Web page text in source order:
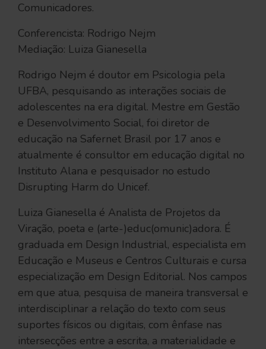
Comunicadores.
Conferencista: Rodrigo Nejm
Mediação: Luiza Gianesella
Rodrigo Nejm é doutor em Psicologia pela
UFBA, pesquisando as interações sociais de
adolescentes na era digital. Mestre em Gestão
e Desenvolvimento Social, foi diretor de
educação na Safernet Brasil por 17 anos e
atualmente é consultor em educação digital no
Instituto Alana e pesquisador no estudo
Disrupting Harm do Unicef.
Luiza Gianesella é Analista de Projetos da
Viração, poeta e (arte-)educ(omunic)adora. É
graduada em Design Industrial, especialista em
Educação e Museus e Centros Culturais e cursa
especialização em Design Editorial. Nos campos
em que atua, pesquisa de maneira transversal e
interdisciplinar a relação do texto com seus
suportes físicos ou digitais, com ênfase nas
intersecções entre a escrita, a materialidade e